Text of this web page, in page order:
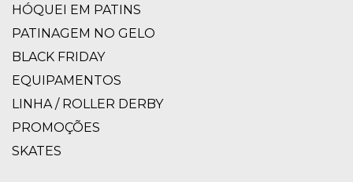
HÓQUEI EM PATINS
PATINAGEM NO GELO
BLACK FRIDAY
EQUIPAMENTOS
LINHA / ROLLER DERBY
PROMOÇÕES
SKATES